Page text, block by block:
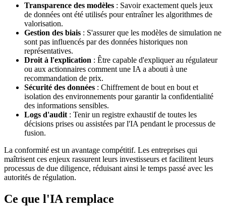
Transparence des modèles : Savoir exactement quels jeux
de données ont été utilisés pour entraîner les algorithmes de
valorisation.
Gestion des biais : S'assurer que les modèles de simulation ne
sont pas influencés par des données historiques non
représentatives.
Droit à l'explication : Être capable d'expliquer au régulateur
ou aux actionnaires comment une IA a abouti à une
recommandation de prix.
Sécurité des données : Chiffrement de bout en bout et
isolation des environnements pour garantir la confidentialité
des informations sensibles.
Logs d'audit : Tenir un registre exhaustif de toutes les
décisions prises ou assistées par l'IA pendant le processus de
fusion.
La conformité est un avantage compétitif. Les entreprises qui
maîtrisent ces enjeux rassurent leurs investisseurs et facilitent leurs
processus de due diligence, réduisant ainsi le temps passé avec les
autorités de régulation.
Ce que l'IA remplace